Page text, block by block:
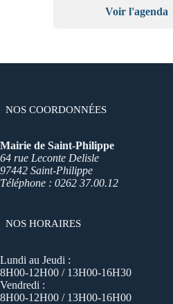
Voir l'agenda
NOS COORDONNÉES
Mairie de Saint-Philippe
64 rue Leconte Delisle
97442 Saint-Philippe
Téléphone : 0262 37.00.12
NOS HORAIRES
Lundi au Jeudi :
8H00-12H00 / 13H00-16H30
Vendredi :
8H00-12H00 / 13H00-16H00